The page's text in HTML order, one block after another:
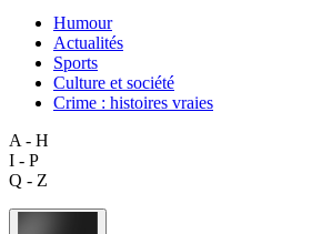
Humour
Actualités
Sports
Culture et société
Crime : histoires vraies
A - H
I - P
Q - Z